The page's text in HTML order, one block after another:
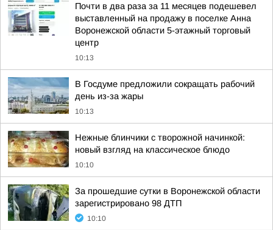
Почти в два раза за 11 месяцев подешевел
выставленный на продажу в поселке Анна
Воронежской области 5-этажный торговый
центр
10:13
В Госдуме предложили сокращать рабочий
день из-за жары
10:13
Нежные блинчики с творожной начинкой:
новый взгляд на классическое блюдо
10:10
За прошедшие сутки в Воронежской области
зарегистрировано 98 ДТП
10:10